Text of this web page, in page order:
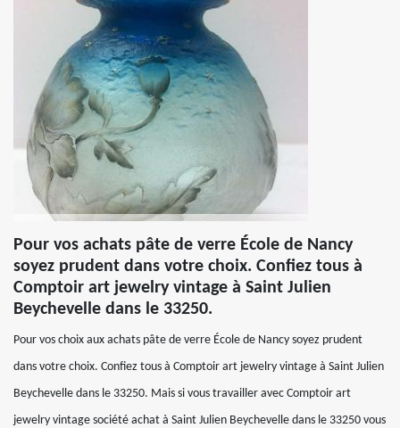
Pour vos achats pâte de verre École de Nancy
soyez prudent dans votre choix. Confiez tous à
Comptoir art jewelry vintage à Saint Julien
Beychevelle dans le 33250.
Pour vos choix aux achats pâte de verre École de Nancy soyez prudent
dans votre choix. Confiez tous à Comptoir art jewelry vintage à Saint Julien
Beychevelle dans le 33250. Mais si vous travailler avec Comptoir art
jewelry vintage société achat à Saint Julien Beychevelle dans le 33250 vous